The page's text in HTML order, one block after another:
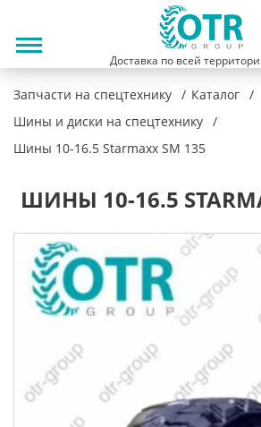
Доставка по всей
Запчасти на спецтехнику
Каталог
Шины и диски на спецтехнику
Шины 10-16.5 Starmaxx SM 135
ШИНЫ 10-16.5